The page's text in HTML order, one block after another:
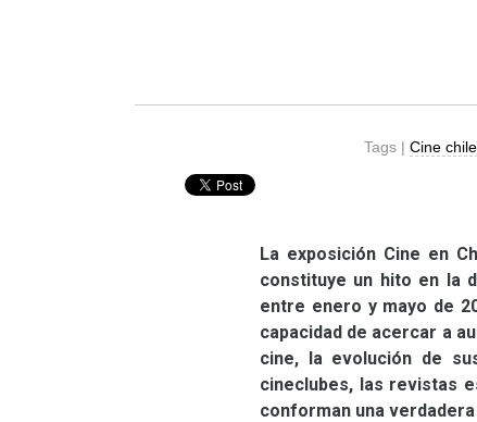
Tags |Cine
La exposición Cine en
constituye un hito en la
entre enero y mayo de
capacidad de acercar a
cine, la evolución de
cineclubes, las revistas
conforman una